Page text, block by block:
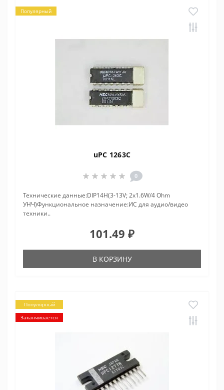
Популярный
uPC 1263C
0
Технические данные:DIP14H(3-13V; 2x1.6W/4 Ohm
УНЧ)Функциональное назначение:ИС для аудио/видео
техники..
101.49 ₽
В КОРЗИНУ
Популярный
Заканчивается